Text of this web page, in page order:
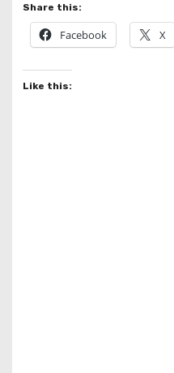
Share this:
Facebook X
Like this: